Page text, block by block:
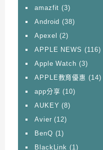
amazfit (3)
Android (38)
Apexel (2)
APPLE NEWS (116)
Apple Watch (3)
APPLE教育優惠 (14)
app分享 (10)
AUKEY (8)
Avier (12)
BenQ (1)
BlackLink (1)